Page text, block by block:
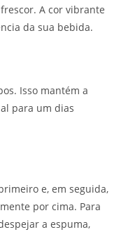
A cor vibrante
da sua bebida.
Isso mantém a
para um dias
e, em seguida,
por cima. Para
a espuma,